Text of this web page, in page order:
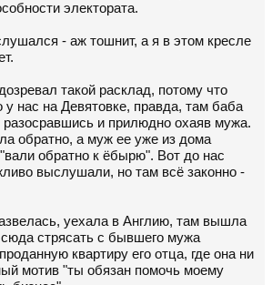
электората.
- аж тошнит, а я в этом кресле
такой расклад, потому что
нас на Девятовке, правда, там баба
и прилюдно охаяв мужа.
обратно, а муж ее уже из дома
обратно к ёбырю". Вот до нас
выслушали, но там всё законно -
уехала в Англию, там вышла
стрясать с бывшего мужа
квартиру его отца, где она ни
мотив "ты обязан помочь моему